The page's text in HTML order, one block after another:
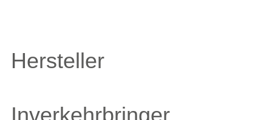
Hersteller
Inverkehrbringer